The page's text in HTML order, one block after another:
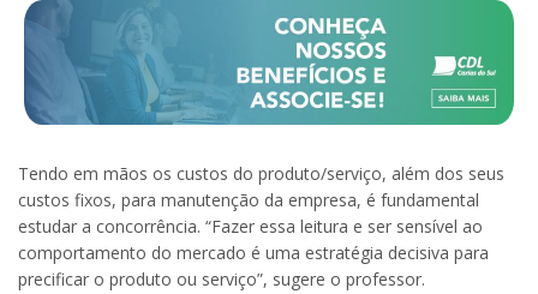
Tendo em mãos os custos do produto/serviço, além dos seus
custos fixos, para manutenção da empresa, é fundamental
estudar a concorrência. “Fazer essa leitura e ser sensível ao
comportamento do mercado é uma estratégia decisiva para
precificar o produto ou serviço”, sugere o professor.